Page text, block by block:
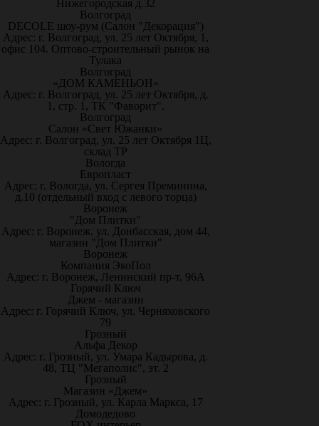
Нижегородская д.32
Волгоград
DECOLE шоу-рум (Салон "Декорация")
Адрес: г. Волгоград, ул. 25 лет Октября, 1,
офис 104. Оптово-строительный рынок на
Тулака
Волгоград
«ДОМ КАМЕНЬОН»
Адрес: г. Волгоград, ул. 25 лет Октября, д.
1, стр. 1, ТК "Фаворит".
Волгоград
Салон «Свет Южанки»
Адрес: г. Волгоград, ул. 25 лет Октября 1Ц,
склад ТР
Вологда
Европласт
Адрес: г. Вологда, ул. Сергея Преминина,
д.10 (отдельный вход с левого торца)
Воронеж
"Дом Плитки"
Адрес: г. Воронеж. ул. Донбасская, дом 44,
магазин "Дом Плитки"
Воронеж
Компания ЭкоПол
Адрес: г. Воронеж, Ленинский пр-т, 96А
Горячий Ключ
Джем - магазин
Адрес: г. Горячий Ключ, ул. Черняховского
79
Грозный
Альфа Декор
Адрес: г. Грозный, ул. Умара Кадырова, д.
48, ТЦ "Мегаполис", эт. 2
Грозный
Магазин «Джем»
Адрес: г. Грозный, ул. Карла Маркса, 17
Домодедово